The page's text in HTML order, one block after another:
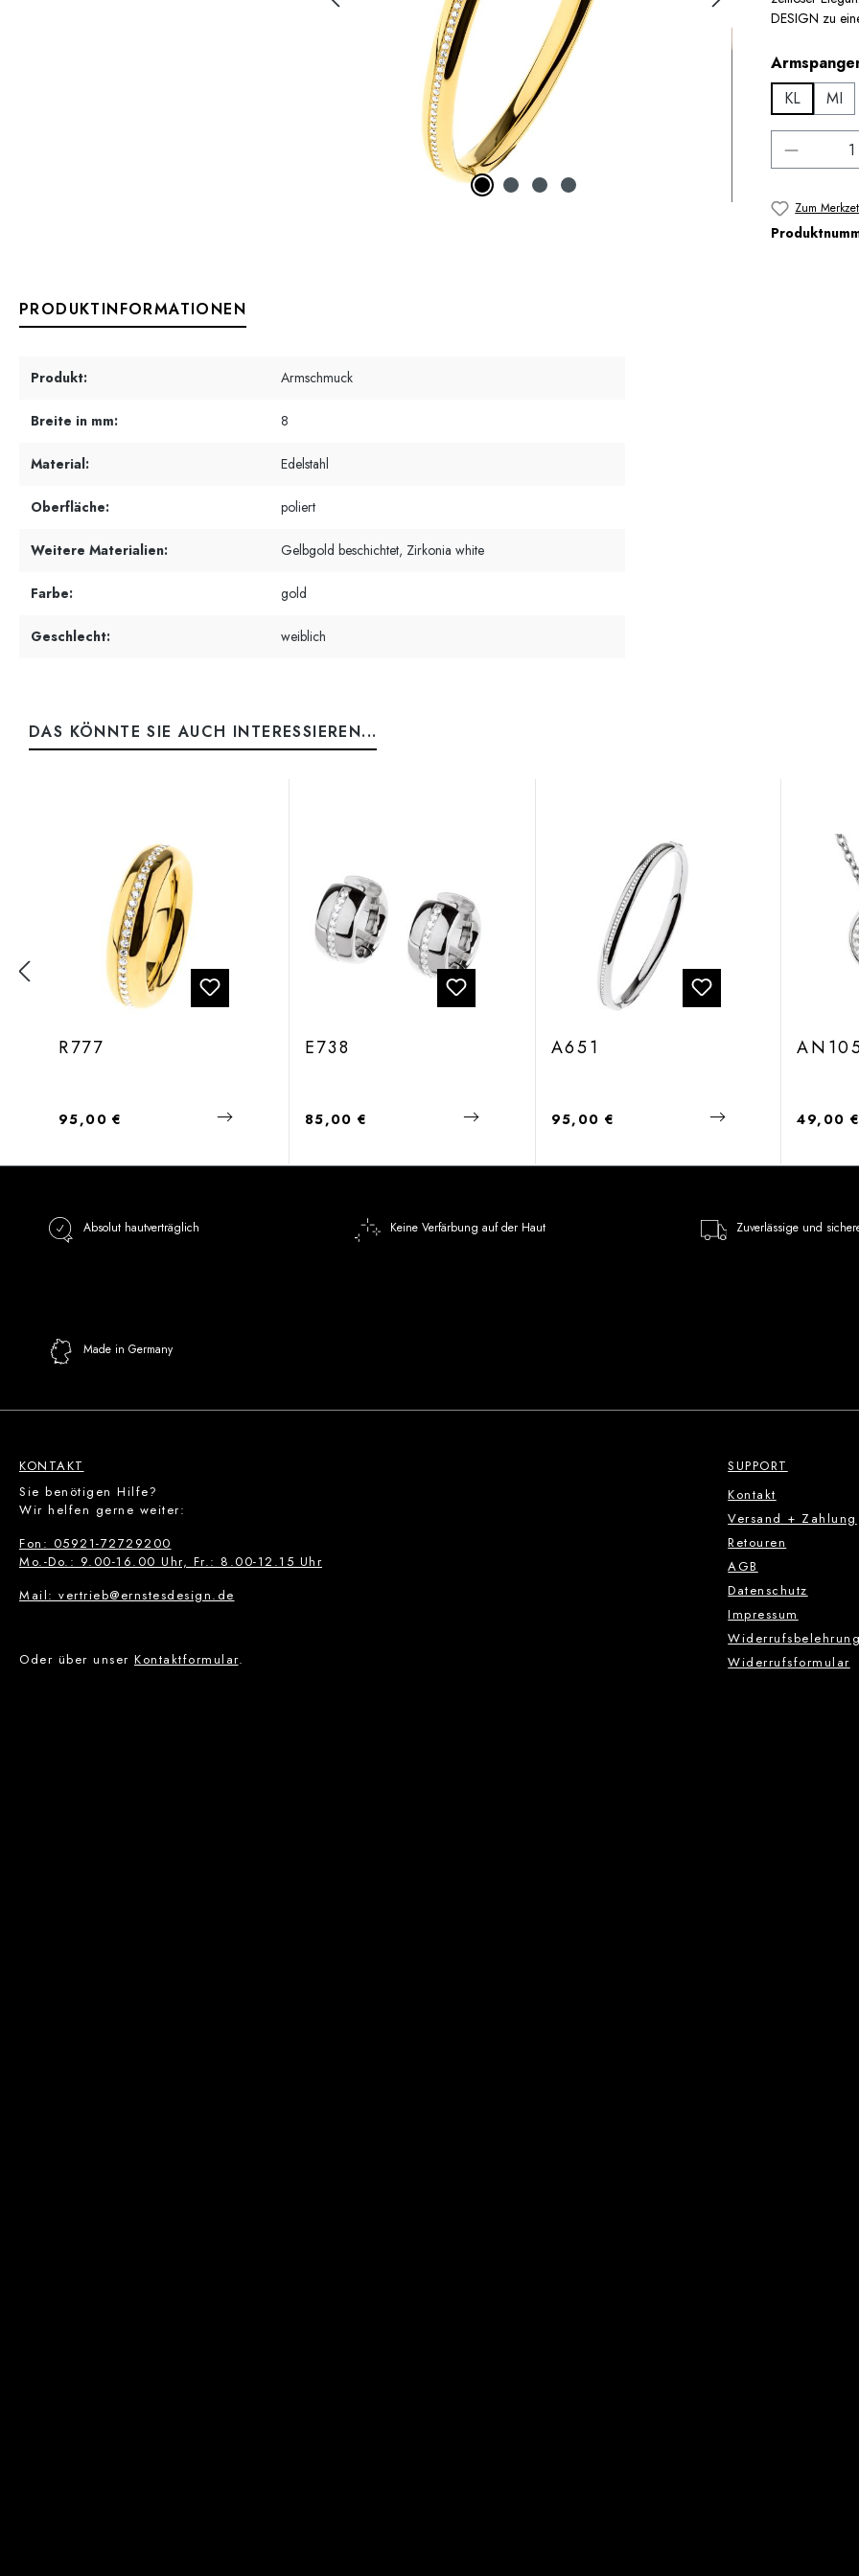
DESIGN zu
KL
MI
Zum
PRODUKTINFORMATIONEN
Produkt: Armschmuck
Breite in mm: 8
Material: Edelstahl
Oberfläche: poliert
Weitere Materialien: Gelbgold beschichtet, Zirkonia white
Farbe: gold
Geschlecht: weiblich
DAS KÖNNTE SIE AUCH INTERESSIEREN...
R777
Regulärer Preis:
95,00 €
E738
Regulärer Preis:
85,00 €
A651
Regulärer Preis:
95,00 € 49,00 €
Absolut hautverträglich Keine Verfärbung auf der Haut Zuverlässige und
Made in Germany
KONTAKT
Sie benötigen Hilfe?
Wir helfen gerne weiter:
Fon: 05921-72729200
Mo.-Do.: 9.00-16.00 Uhr, Fr.: 8.00-12.15 Uhr
Mail: vertrieb@ernstesdesign.de
Oder über unser Kontaktformular.
SUPPORT
Kontakt
Versand + Zahlung
Retouren
AGB
Datenschutz
Impressum
Widerrufsbelehrung
Widerrufsformular